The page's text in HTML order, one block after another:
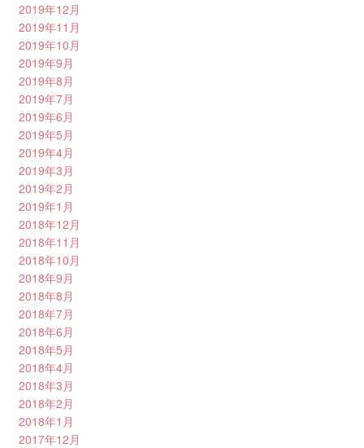
2019年12月
2019年11月
2019年10月
2019年9月
2019年8月
2019年7月
2019年6月
2019年5月
2019年4月
2019年3月
2019年2月
2019年1月
2018年12月
2018年11月
2018年10月
2018年9月
2018年8月
2018年7月
2018年6月
2018年5月
2018年4月
2018年3月
2018年2月
2018年1月
2017年12月